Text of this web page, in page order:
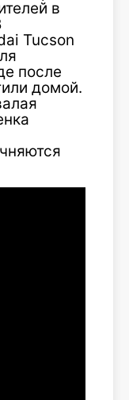
в
Tucson
после
домой.